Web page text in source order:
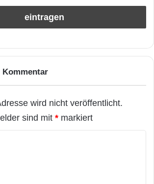
Kommentar
wird nicht veröffentlicht.
sind mit * markiert